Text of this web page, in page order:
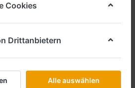
Cookies
Drittanbietern
Alle auswählen